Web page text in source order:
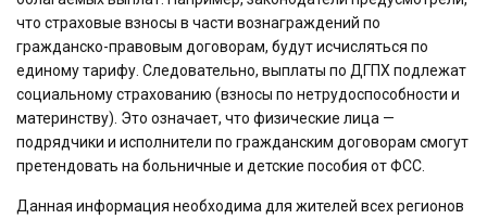
что страховые взносы в части вознаграждений по
гражданско-правовым договорам, будут исчисляться по
единому тарифу. Следовательно, выплаты по ДГПХ подлежат
социальному страхованию (взносы по нетрудоспособности и
материнству). Это означает, что физические лица —
подрядчики и исполнители по гражданским договорам смогут
претендовать на больничные и детские пособия от ФСС.
Данная информация необходима для жителей всех регионов